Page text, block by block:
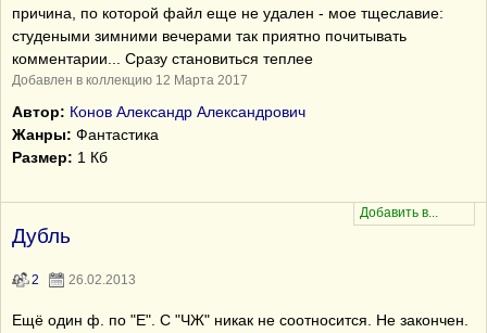
причина, по которой файл еще не удален - мое тщеславие:
студеными зимними вечерами так приятно почитывать
комментарии... Сразу становиться теплее
Добавлен в коллекцию 12 Марта 2017
Автор: Конов Александр Александрович
Жанры: Фантастика
Размер: 1 Кб
Дубль
2 26.02.2013
Ещё один ф. по "Е". С "ЧЖ" никак не соотносится. Не закончен.